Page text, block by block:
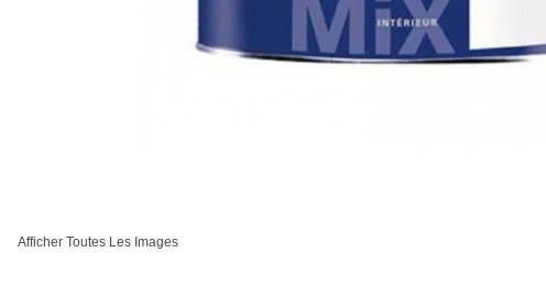
Afficher Toutes Les Images